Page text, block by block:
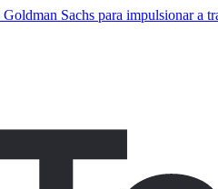
Sachs para impulsionar a